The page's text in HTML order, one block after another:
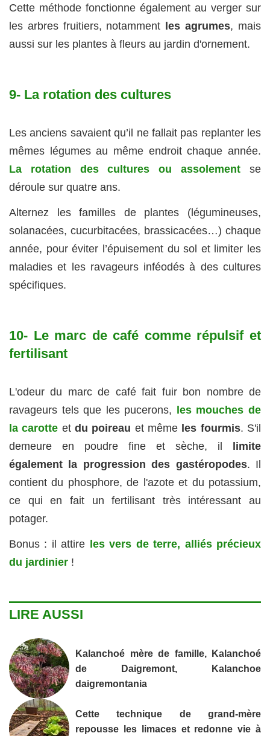
Cette méthode fonctionne également au verger sur
les arbres fruitiers, notamment
les agrumes, mais
aussi sur les plantes à fleurs au jardin d'ornement.
9- La rotation des cultures
Les anciens savaient qu’il ne fallait pas replanter les
mêmes légumes au même endroit chaque année.
La rotation des cultures ou assolement se
déroule sur quatre ans.
Alternez les familles de plantes (légumineuses,
solanacées, cucurbitacées, brassicacées…) chaque
année, pour éviter l’épuisement du sol et limiter les
maladies et les ravageurs inféodés à des cultures
spécifiques.
10- Le marc de café comme répulsif et
fertilisant
L'odeur du marc de café fait fuir bon nombre de
ravageurs tels que les pucerons, les mouches de
la carotte etdu poireau et même les fourmis. S'il
demeure en poudre fine et sèche, il limite
également la progression des gastéropodes. Il
contient du phosphore, de l'azote et du potassium,
ce qui en fait un fertilisant très intéressant au
potager.
Bonus : il attire
les vers de terre, alliés précieux
du jardinier !
LIRE AUSSI
Kalanchoé mère de famille, Kalanchoé
de Daigremont, Kalanchoe
daigremontania
Cette technique de grand-mère
repousse les limaces et redonne vie à